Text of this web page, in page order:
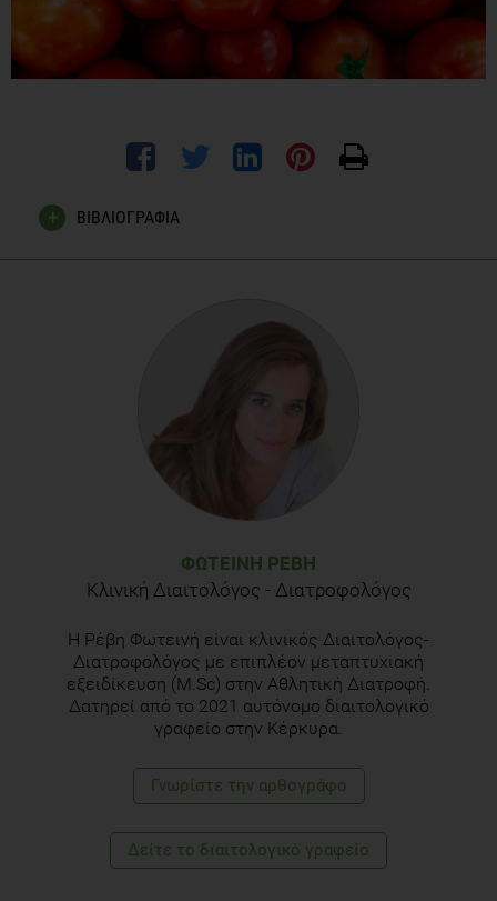
ΒΙΒΛΙΟΓΡΑΦΙΑ
Prime the Immune System Resulting in Long-Term Protection
against Cancer? Planta Med 2012; 78(4): 349-353
Krishnapura Srinivasan 2015. Biological Activities of Red
Pepper (Capsicum annuum) and Its Pungent Principle
Capsaicin: A Review.
https://doi.org/10.1080/10408398.2013.772090
Gioia C. et al. Dietary Habits and Nutrition in Rheumatoid
Manifestations? Nutrients 2020, 12, 1456;
doi:10.3390/nu12051456
ΦΩΤΕΙΝΉ ΡΈΒΗ
Κλινική Διαιτολόγος - Διατροφολόγος
Η Ρέβη Φωτεινή είναι κλινικός Διαιτολόγος-
Διατροφολόγος με επιπλέον μεταπτυχιακή
εξειδίκευση (M.Sc) στην Αθλητική Διατροφή.
Δατηρεί από το 2021 αυτόνομο διαιτολογικό
γραφείο στην Κέρκυρα.
Γνωρίστε την αρθογράφο
Δείτε το διαιτολογικό γραφείο